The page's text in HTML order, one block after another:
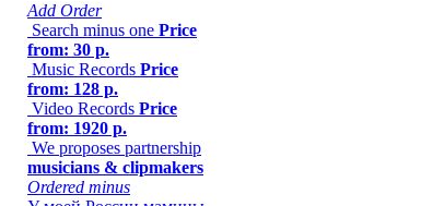
Add Order
Search minus one Price
from: 30 р.
Music Records Price
from: 128 р.
Video Records Price
from: 1920 р.
We proposes partnership
musicians & clipmakers
Ordered minus